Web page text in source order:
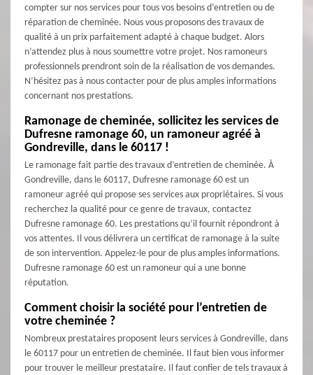
compter sur nos services pour tous vos besoins d’entretien ou de
réparation de cheminée. Nous vous proposons des travaux de
qualité à un prix parfaitement adapté à chaque budget. Alors
n’attendez plus à nous soumettre votre projet. Nos ramoneurs
professionnels prendront soin de la réalisation de vos demandes.
N’hésitez pas à nous contacter pour de plus amples informations
concernant nos prestations.
Ramonage de cheminée, sollicitez les services de
Dufresne ramonage 60, un ramoneur agréé à
Gondreville, dans le 60117 !
Le ramonage fait partie des travaux d’entretien de cheminée. À
Gondreville, dans le 60117, Dufresne ramonage 60 est un
ramoneur agréé qui propose ses services aux propriétaires. Si vous
recherchez la qualité pour ce genre de travaux, contactez
Dufresne ramonage 60. Les prestations qu’il fournit répondront à
vos attentes. Il vous délivrera un certificat de ramonage à la suite
de son intervention. Appelez-le pour de plus amples informations.
Dufresne ramonage 60 est un ramoneur qui a une bonne
réputation.
Comment choisir la société pour l’entretien de
votre cheminée ?
Nombreux prestataires proposent leurs services à Gondreville, dans
le 60117 pour un entretien de cheminée. Il faut bien vous informer
pour trouver le meilleur prestataire. Il faut confier de tels travaux à